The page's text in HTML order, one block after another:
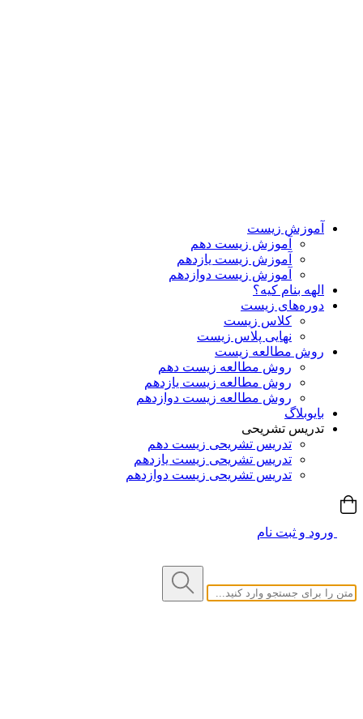
آموزش زیست
آموزش زیست دهم
آموزش زیست یازدهم
آموزش زیست دوازدهم
الهه بنام کیه؟
دوره‌های زیست
کلاس زیست
نهایی پلاس زیست
روش مطالعه زیست
روش مطالعه زیست دهم
روش مطالعه زیست یازدهم
روش مطالعه زیست دوازدهم
بایوبلاگ
تدریس تشریحی
تدریس تشریحی زیست دهم
تدریس تشریحی زیست یازدهم
تدریس تشریحی زیست دوازدهم
ورود و ثبت نام